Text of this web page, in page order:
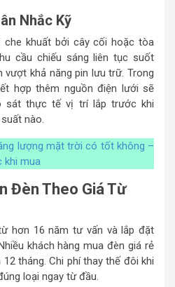
Nhắc Kỹ
che khuất bởi cây cối hoặc tòa
cầu chiếu sáng liên tục suốt
khả năng pin lưu trữ. Trong
hợp thêm nguồn điện lưới sẽ
sát thực tế vị trí lắp trước khi
nào.
lượng mặt trời có tốt không –
khi mua
Đèn Theo Giá Từ
hơn 16 năm tư vấn và lắp đặt
khách hàng mua đèn giá rẻ
tháng. Chi phí thay thế đôi khi
loại ngay từ đầu.